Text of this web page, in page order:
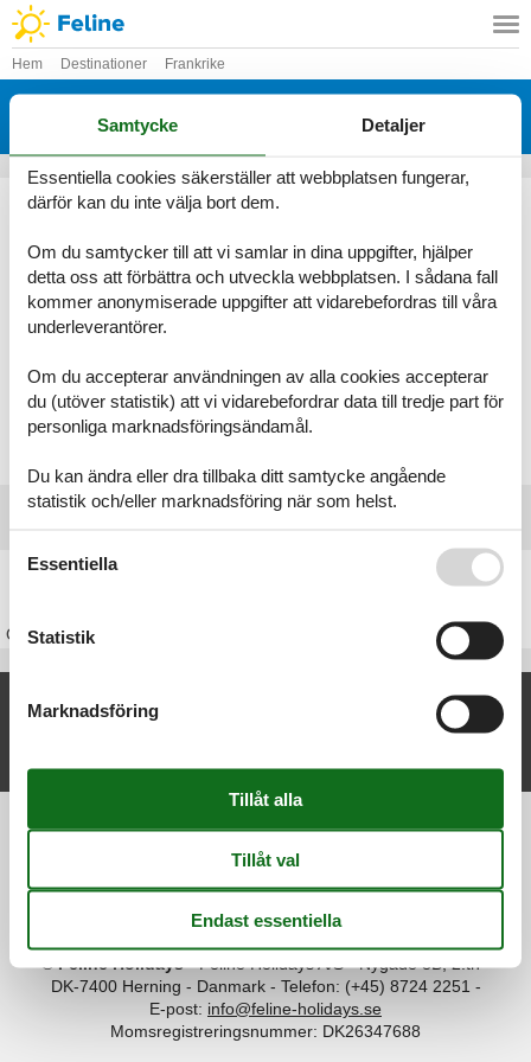
Hem Destinationer Frankrike
Stuga Bourgogne
Här hittar du det största utbudet av stugor Bourgogne
Genom Feline kommer du alltid att hitta det största urvalet av
eller kontakta oss om du har frågor.
Välj bland 62 stugor
en vacker stuga Bourgogne
Välj bland 62 stugor
Stuga Frankrike
OmFrankrike
Nya artiklar om Bourgogne
Visa lista
Persondatapolitik
Cookies
Kontakt
Om os
©Feline Holidays-Feline Holidays A/S-Nygade 8B, 2.th -
DK-7400 Herning - Danmark - Telefon: (+45) 8724 2251 -
E-post: info@feline-holidays.se
Momsregistreringsnummer: DK26347688
Samtycke Detaljer
Essentiella cookies säkerställer att webbplatsen fungerar,
därför kan du inte välja bort dem.
Om du samtycker till att vi samlar in dina uppgifter, hjälper
detta oss att förbättra och utveckla webbplatsen. I sådana fall
kommer anonymiserade uppgifter att vidarebefordras till våra
underleverantörer.
Om du accepterar användningen av alla cookies accepterar
du (utöver statistik) att vi vidarebefordrar data till tredje part för
personliga marknadsföringsändamål.
Du kan ändra eller dra tillbaka ditt samtycke angående
statistik och/eller marknadsföring när som helst.
Essentiella
Statistik
Marknadsföring